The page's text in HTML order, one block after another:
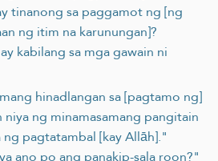
tinanong sa paggamot ng [ng
ng itim na karunungan]?
kabilang sa mga gawain ni
hinadlangan sa [pagtamo ng]
ng minamasamang pangitain
ng pagtatambal [kay Allāh]."
ano po ang panakip-sala roon?"